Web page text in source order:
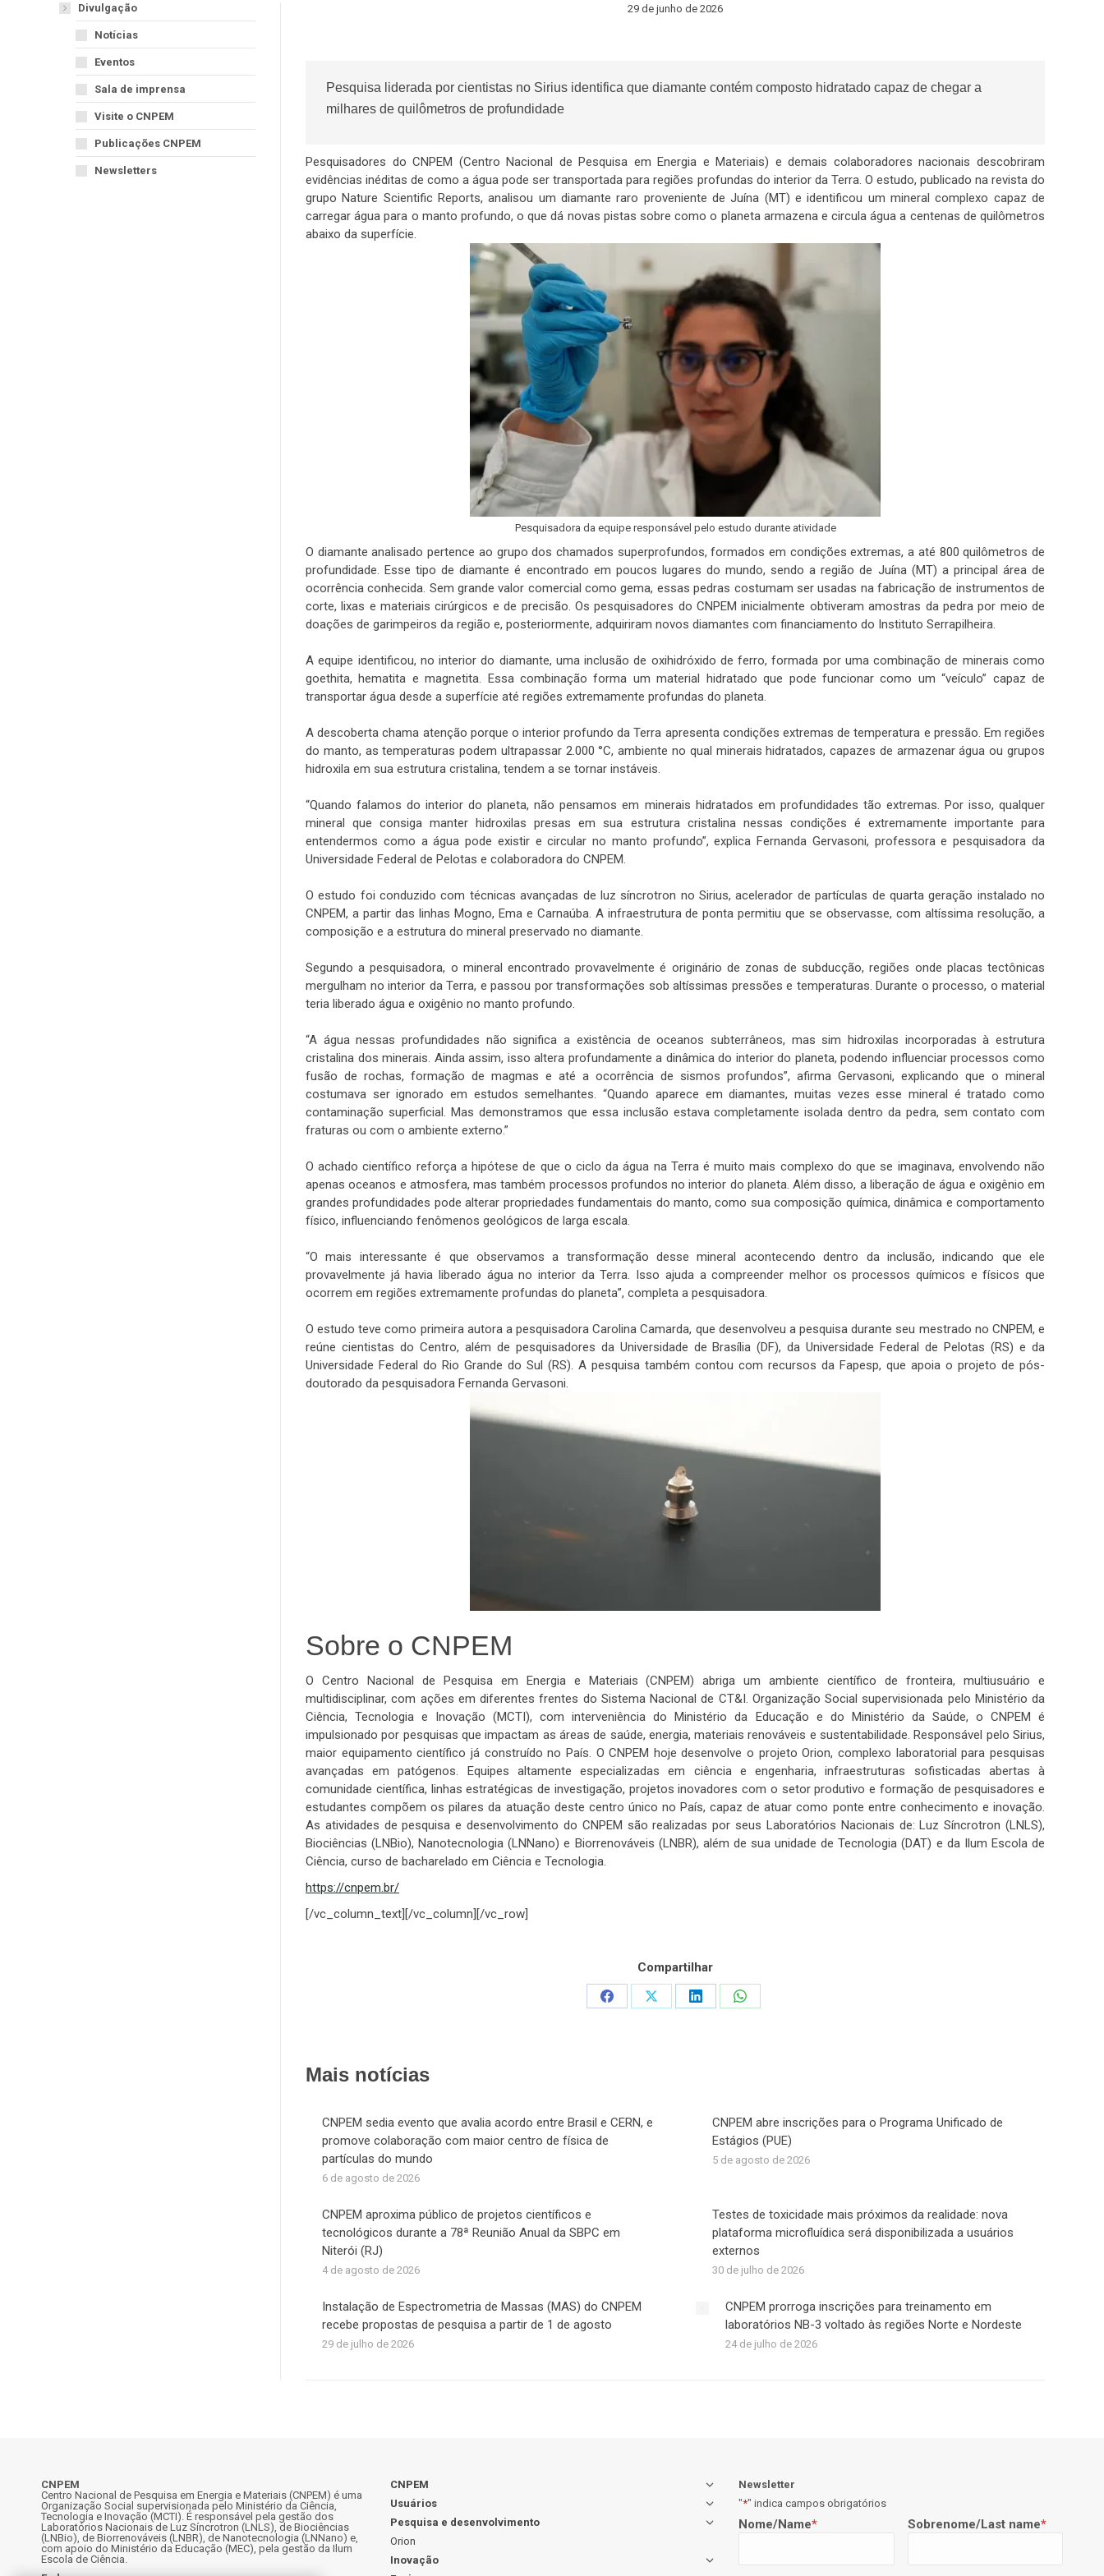
29 de junho de 2026
Pesquisa liderada por cientistas no Sirius identifica que diamante contém composto hidratado capaz de chegar a
milhares de quilômetros de profundidade
Pesquisadores do CNPEM (Centro Nacional de Pesquisa em Energia e Materiais) e demais ​​colaboradores nacionais descobriram
evidências inéditas de como a água pode ser transportada para regiões profundas do interior da Terra. O estudo, publicado na revista do
grupo Nature Scientific Reports, analisou um diamante raro proveniente de Juína (MT) e identificou um mineral complexo capaz de
carregar água para o manto profundo, o que dá novas pistas sobre como o planeta armazena e circula água a centenas de quilômetros
abaixo da superfície.
Pesquisadora da equipe responsável pelo estudo durante atividade
O diamante analisado pertence ao grupo dos chamados superprofundos, formados em condições extremas, a até 800 quilômetros de
profundidade. Esse tipo de diamante é encontrado em poucos lugares do mundo, sendo a região de Juína (MT) a principal área de
ocorrência conhecida. Sem grande valor comercial como gema, essas pedras costumam ser usadas na fabricação de instrumentos de
corte, lixas e materiais cirúrgicos e de precisão. Os pesquisadores do CNPEM inicialmente obtiveram amostras da pedra por meio de
doações de garimpeiros da região e, posteriormente, adquiriram novos diamantes com financiamento do Instituto Serrapilheira.
A equipe identificou, no interior do diamante, uma inclusão de oxihidróxido de ferro, formada por uma combinação de minerais como
goethita, hematita e magnetita. Essa combinação forma um material hidratado que pode funcionar como um “veículo” capaz de
transportar água desde a superfície até regiões extremamente profundas do planeta.
A descoberta chama atenção porque o interior profundo da Terra apresenta condições extremas de temperatura e pressão. Em regiões
do manto, as temperaturas podem ultrapassar 2.000 °C, ambiente no qual minerais hidratados, capazes de armazenar água ou grupos
hidroxila em sua estrutura cristalina, tendem a se tornar instáveis.
“Quando falamos do interior do planeta, não pensamos em minerais hidratados em profundidades tão extremas. Por isso, qualquer
mineral que consiga manter hidroxilas presas em sua estrutura cristalina nessas condições é extremamente importante para
entendermos como a água pode existir e circular no manto profundo”, explica Fernanda Gervasoni, professora e pesquisadora da
Universidade Federal de Pelotas e colaboradora do CNPEM.
O estudo foi conduzido com técnicas avançadas de luz síncrotron no Sirius, acelerador de partículas de quarta geração instalado no
CNPEM, a partir das linhas Mogno, Ema e Carnaúba. A infraestrutura de ponta permitiu que se observasse, com altíssima resolução, a
composição e a estrutura do mineral preservado no diamante.
Segundo a pesquisadora, o mineral encontrado provavelmente é originário de zonas de subducção, regiões onde placas tectônicas
mergulham no interior da Terra, e passou por transformações sob altíssimas pressões e temperaturas. Durante o processo, o material
teria liberado água e oxigênio no manto profundo.
“A água nessas profundidades não significa a existência de oceanos subterrâneos, mas sim hidroxilas incorporadas à estrutura
cristalina dos minerais. Ainda assim, isso altera profundamente a dinâmica do interior do planeta, podendo influenciar processos como
fusão de rochas, formação de magmas e até a ocorrência de sismos profundos”, afirma Gervasoni, explicando que o mineral
costumava ser ignorado em estudos semelhantes. “Quando aparece em diamantes, muitas vezes esse mineral é tratado como
contaminação superficial. Mas demonstramos que essa inclusão estava completamente isolada dentro da pedra, sem contato com
fraturas ou com o ambiente externo.”
O achado científico reforça a hipótese de que o ciclo da água na Terra é muito mais complexo do que se imaginava, envolvendo não
apenas oceanos e atmosfera, mas também processos profundos no interior do planeta. Além disso, a liberação de água e oxigênio em
grandes profundidades pode alterar propriedades fundamentais do manto, como sua composição química, dinâmica e comportamento
físico, influenciando fenômenos geológicos de larga escala.
“O mais interessante é que observamos a transformação desse mineral acontecendo dentro da inclusão, indicando que ele
provavelmente já havia liberado água no interior da Terra. Isso ajuda a compreender melhor os processos químicos e físicos que
ocorrem em regiões extremamente profundas do planeta”, completa a pesquisadora.
O estudo teve como primeira autora a pesquisadora Carolina Camarda, que desenvolveu a pesquisa durante seu mestrado no CNPEM, e
reúne cientistas do Centro, além de pesquisadores da Universidade de Brasília (DF), da Universidade Federal de Pelotas (RS) e da
Universidade Federal do Rio Grande do Sul (RS). A pesquisa também contou com recursos da Fapesp, que apoia o projeto de pós-
doutorado da pesquisadora Fernanda Gervasoni.
Sobre o CNPEM
O Centro Nacional de Pesquisa em Energia e Materiais (CNPEM) abriga um ambiente científico de fronteira, multiusuário e
multidisciplinar, com ações em diferentes frentes do Sistema Nacional de CT&I. Organização Social supervisionada pelo Ministério da
Ciência, Tecnologia e Inovação (MCTI), com interveniência do Ministério da Educação e do Ministério da Saúde, o CNPEM é
impulsionado por pesquisas que impactam as áreas de saúde, energia, materiais renováveis e sustentabilidade. Responsável pelo Sirius,
maior equipamento científico já construído no País. O CNPEM hoje desenvolve o projeto Orion, complexo laboratorial para pesquisas
avançadas em patógenos. Equipes altamente especializadas em ciência e engenharia, infraestruturas sofisticadas abertas à
comunidade científica, linhas estratégicas de investigação, projetos inovadores com o setor produtivo e formação de pesquisadores e
estudantes compõem os pilares da atuação deste centro único no País, capaz de atuar como ponte entre conhecimento e inovação.
As atividades de pesquisa e desenvolvimento do CNPEM são realizadas por seus Laboratórios Nacionais de: Luz Síncrotron (LNLS),
Biociências (LNBio), Nanotecnologia (LNNano) e Biorrenováveis (LNBR), além de sua unidade de Tecnologia (DAT) e da Ilum Escola de
Ciência, curso de bacharelado em Ciência e Tecnologia.
https://cnpem.br/
[/vc_column_text][/vc_column][/vc_row]
Compartilhar
Share
Share
Share
Share
Mais notícias
CNPEM sedia evento que avalia acordo entre Brasil e CERN, e
promove colaboração com maior centro de física de
partículas do mundo
6 de agosto de 2026
CNPEM abre inscrições para o Programa Unificado de
Estágios (PUE)
5 de agosto de 2026
CNPEM aproxima público de projetos científicos e
tecnológicos durante a 78ª Reunião Anual da SBPC em
Niterói (RJ)
4 de agosto de 2026
Testes de toxicidade mais próximos da realidade: nova
plataforma microfluídica será disponibilizada a usuários
externos
30 de julho de 2026
Instalação de Espectrometria de Massas (MAS) do CNPEM
recebe propostas de pesquisa a partir de 1 de agosto
29 de julho de 2026
CNPEM prorroga inscrições para treinamento em
laboratórios NB-3 voltado às regiões Norte e Nordeste
24 de julho de 2026
Divulgação
Notícias
Eventos
Sala de imprensa
Visite o CNPEM
Publicações CNPEM
Newsletters
CNPEM
Centro Nacional de Pesquisa em Energia e Materiais (CNPEM) é uma
Organização Social supervisionada pelo Ministério da Ciência,
Tecnologia e Inovação (MCTI). É responsável pela gestão dos
Laboratórios Nacionais de Luz Síncrotron (LNLS), de Biociências
(LNBio), de Biorrenováveis (LNBR), de Nanotecnologia (LNNano) e,
com apoio do Ministério da Educação (MEC), pela gestão da Ilum
Escola de Ciência.
CNPEM
Usuários
Pesquisa e desenvolvimento
Orion
Inovação
Newsletter
"*" indica campos obrigatórios
Nome/Name* Sobrenome/Last name*